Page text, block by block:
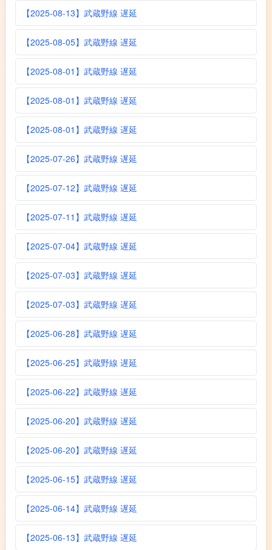
【2025-08-13】武蔵野線 遅延
【2025-08-05】武蔵野線 遅延
【2025-08-01】武蔵野線 遅延
【2025-08-01】武蔵野線 遅延
【2025-08-01】武蔵野線 遅延
【2025-07-26】武蔵野線 遅延
【2025-07-12】武蔵野線 遅延
【2025-07-11】武蔵野線 遅延
【2025-07-04】武蔵野線 遅延
【2025-07-03】武蔵野線 遅延
【2025-07-03】武蔵野線 遅延
【2025-06-28】武蔵野線 遅延
【2025-06-25】武蔵野線 遅延
【2025-06-22】武蔵野線 遅延
【2025-06-20】武蔵野線 遅延
【2025-06-20】武蔵野線 遅延
【2025-06-15】武蔵野線 遅延
【2025-06-14】武蔵野線 遅延
【2025-06-13】武蔵野線 遅延